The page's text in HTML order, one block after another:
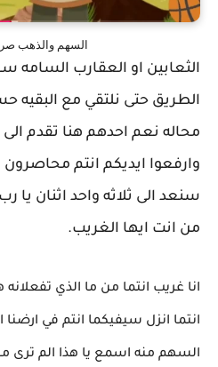
السهم والذهب
الثعابين او العقارب
الطريق حتى نلتقي مع البقيه
محاله نعم احدهم هنا تقدم
وارفعوا ايديكم انتم محاصرون
سنعد الى ثلاثه واحد اثنان
من انت ايها الغريب.
انا غريب انتما من ما الذي
انتما انزل سيفيكما انتم في
السهم منه اسمع يا هذا الم